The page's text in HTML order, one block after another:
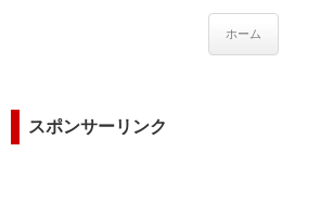
ホーム
スポンサーリンク